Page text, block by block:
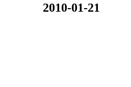
2010-01-21